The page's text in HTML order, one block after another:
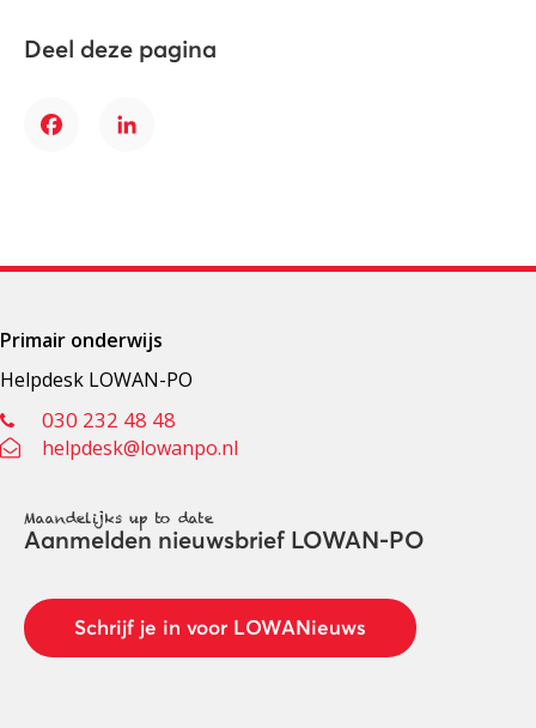
Deel deze pagina
FacebookLinkedIn
Primair onderwijs
Helpdesk LOWAN-PO
030 232 48 48
helpdesk@lowanpo.nl
Maandelijks up to date
Aanmelden nieuwsbrief LOWAN-PO
Schrijf je in voor LOWANieuws